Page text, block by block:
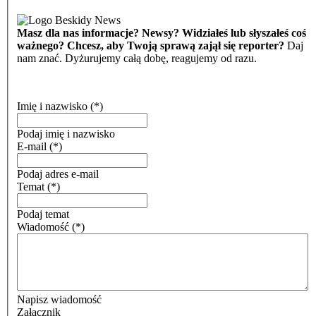
Masz dla nas informacje? Newsy? Widziałeś lub słyszałeś coś
ważnego? Chcesz, aby Twoją sprawą zajął się reporter? Daj
nam znać. Dyżurujemy całą dobę, reagujemy od razu.
Imię i nazwisko (*)
Podaj imię i nazwisko
E-mail (*)
Podaj adres e-mail
Temat (*)
Podaj temat
Wiadomość (*)
Napisz wiadomość
Załącznik